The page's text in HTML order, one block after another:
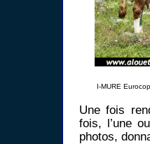
I-MURE
Une fois
fois, l’une
photos,